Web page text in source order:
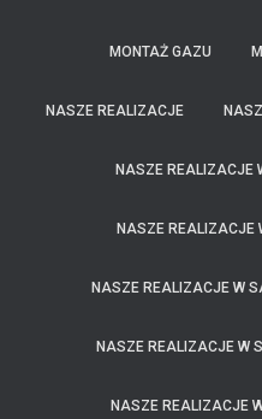
MONTAŻ GAZU
NASZE REALIZACJE
NASZE REALIZACJE
NASZE REALIZACJE
NASZE REALIZACJE W
NASZE REALIZACJE W
NASZE REALIZACJE